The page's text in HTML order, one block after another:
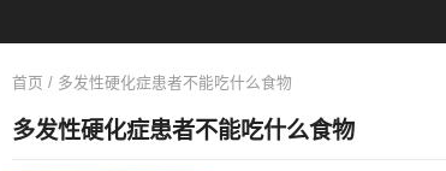
首页 / 多发性硬化症患者不能吃什么食物
多发性硬化症患者不能吃什么食物